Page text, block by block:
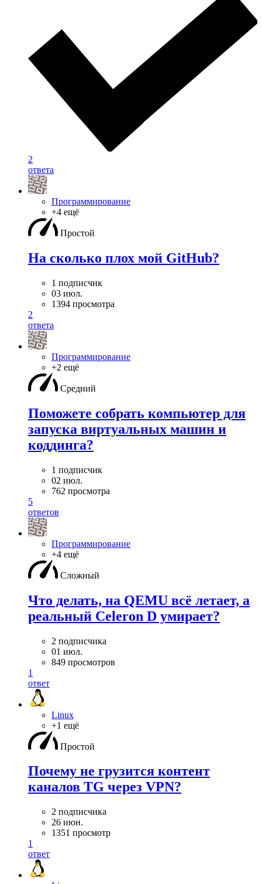
2
ответа
Программирование
+4 ещё
Простой
На сколько плох мой GitHub?
1 подписчик
03 июл.
1394 просмотра
2
ответа
Программирование
+2 ещё
Средний
Поможете собрать компьютер для
запуска виртуальных машин и
коддинга?
1 подписчик
02 июл.
762 просмотра
5
ответов
Программирование
+4 ещё
Сложный
Что делать, на QEMU всё летает, а
реальный Celeron D умирает?
2 подписчика
01 июл.
849 просмотров
1
ответ
Linux
+1 ещё
Простой
Почему не грузится контент
каналов TG через VPN?
2 подписчика
26 июн.
1351 просмотр
1
ответ